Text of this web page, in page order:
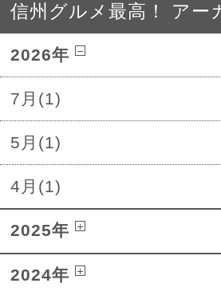
信州グルメ最高！ アー
2026年
7月(1)
5月(1)
4月(1)
2025年
2024年